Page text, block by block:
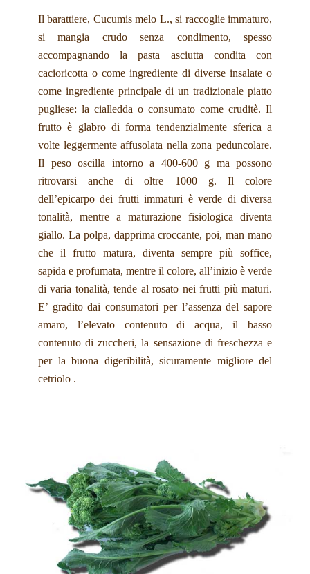
Il barattiere, Cucumis melo L., si raccoglie immaturo,
si mangia crudo senza condimento, spesso
accompagnando la pasta asciutta condita con
cacioricotta o come ingrediente di diverse insalate o
come ingrediente principale di un tradizionale piatto
pugliese: la cialledda o consumato come cruditè. Il
frutto è glabro di forma tendenzialmente sferica a
volte leggermente affusolata nella zona peduncolare.
Il peso oscilla intorno a 400-600 g ma possono
ritrovarsi anche di oltre 1000 g. Il colore
dell’epicarpo dei frutti immaturi è verde di diversa
tonalità, mentre a maturazione fisiologica diventa
giallo. La polpa, dapprima croccante, poi, man mano
che il frutto matura, diventa sempre più soffice,
sapida e profumata, mentre il colore, all’inizio è verde
di varia tonalità, tende al rosato nei frutti più maturi.
E’ gradito dai consumatori per l’assenza del sapore
amaro, l’elevato contenuto di acqua, il basso
contenuto di zuccheri, la sensazione di freschezza e
per la buona digeribilità, sicuramente migliore del
cetriolo .